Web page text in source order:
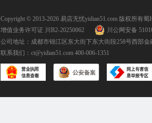
Copyright © 2013-2026 易店无忧yidian51.com 版权所有蜀
增值业务许可证 川B2-20250062
川公网安备
公司地址：成都市锦江区东大街下东大街段258号西部金
联系我们： ct@yidian51.com 400-006-1351